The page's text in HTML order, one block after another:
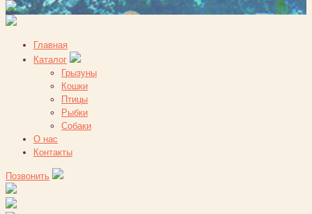
Главная
Каталог
Грызуны
Кошки
Птицы
Рыбки
Собаки
О нас
Контакты
Позвонить